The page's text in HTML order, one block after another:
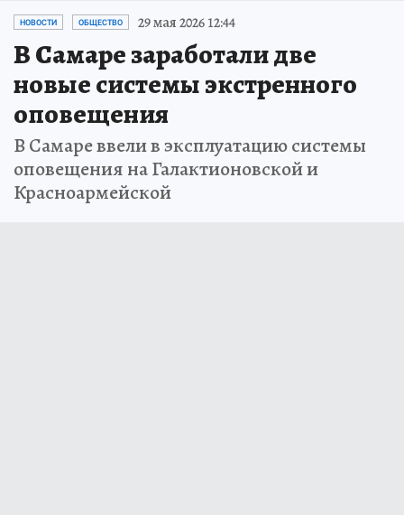
НОВОСТИ ОБЩЕСТВО 29 мая 2026 12:44
В Самаре заработали две
новые системы экстренного
оповещения
В Самаре ввели в эксплуатацию системы
оповещения на Галактионовской и
Красноармейской